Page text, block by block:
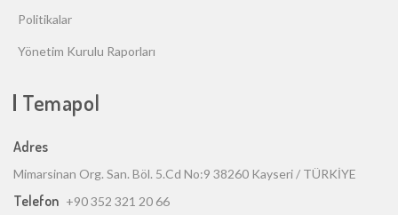
Politikalar
Yönetim Kurulu Raporları
Temapol
Adres
Mimarsinan Org. San. Böl. 5.Cd No:9 38260 Kayseri / TÜRKİYE
Telefon +90 352 321 20 66